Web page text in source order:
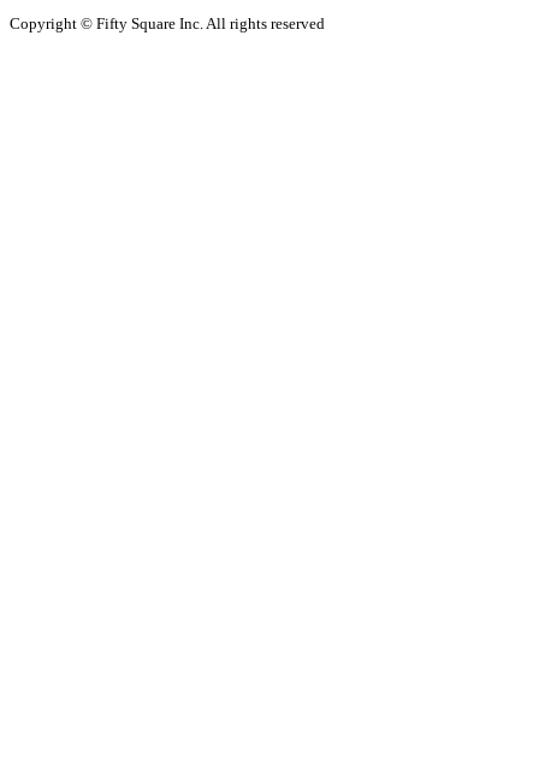
Copyright © Fifty Square Inc. All rights reserved